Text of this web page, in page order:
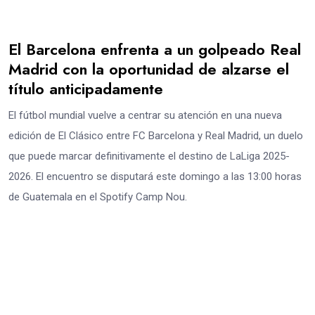
El Barcelona enfrenta a un golpeado Real
Madrid con la oportunidad de alzarse el
título anticipadamente
El fútbol mundial vuelve a centrar su atención en una nueva
edición de El Clásico entre FC Barcelona y Real Madrid, un duelo
que puede marcar definitivamente el destino de LaLiga 2025-
2026. El encuentro se disputará este domingo a las 13:00 horas
de Guatemala en el Spotify Camp Nou.